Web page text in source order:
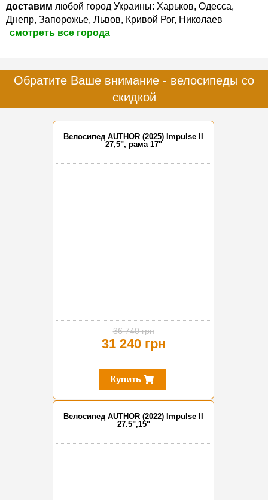
доставим любой город Украины: Харьков, Одесса,
Днепр, Запорожье, Львов, Кривой Рог, Николаев
смотреть все города
Обратите Ваше внимание - велосипеды со
скидкой
Велосипед AUTHOR (2025) Impulse II
27,5", рама 17"
36 740 грн
31 240 грн
Купить
Велосипед AUTHOR (2022) Impulse II
27.5",15"